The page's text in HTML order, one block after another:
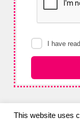
I have
This website uses